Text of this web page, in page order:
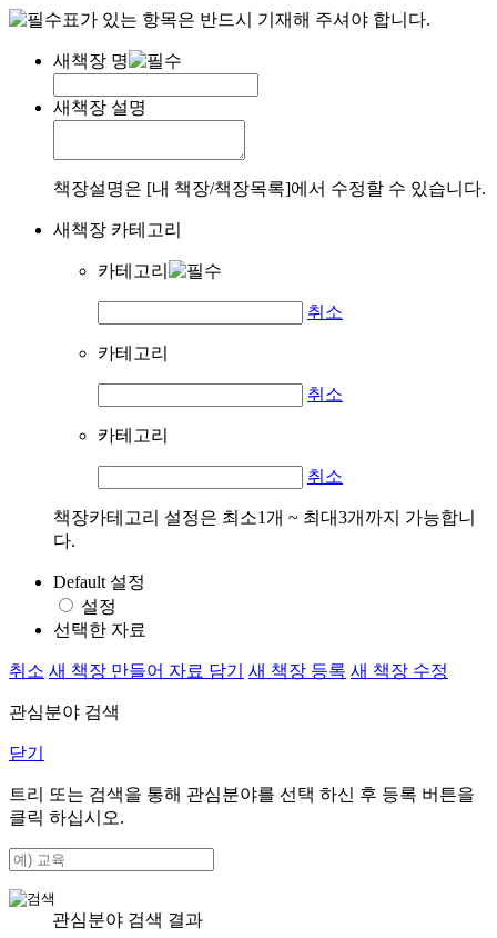
표가 있는 항목은 반드시 기재해 주셔야 합니다.
새책장 명
새책장 설명
책장설명은 [내 책장/책장목록]에서 수정할 수 있습니다.
새책장 카테고리
카테고리
취소
카테고리
취소
카테고리
취소
책장카테고리 설정은 최소1개 ~ 최대3개까지 가능합니
다.
Default 설정
설정
선택한 자료
취소 새 책장 만들어 자료 담기 새 책장 등록 새 책장 수정
관심분야 검색
닫기
트리 또는 검색을 통해 관심분야를 선택 하신 후 등록 버튼을
클릭 하십시오.
관심분야 검색 결과